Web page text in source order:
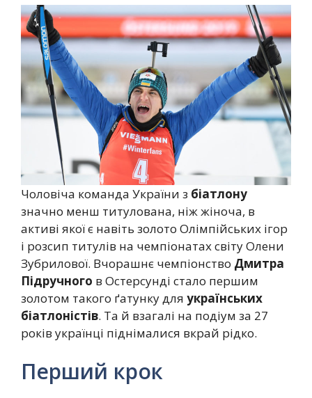
Чоловіча команда України з біатлону
значно менш титулована, ніж жіноча, в
активі якої є навіть золото Олімпійських ігор
і розсип титулів на чемпіонатах світу Олени
Зубрилової. Вчорашнє чемпіонство Дмитра
Підручного в Остерсунді стало першим
золотом такого ґатунку для українських
біатлоністів. Та й взагалі на подіум за 27
років українці піднімалися вкрай рідко.
Перший крок